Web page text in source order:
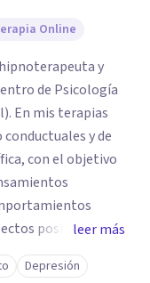
Online
y
de Psicología
y de
con el objetivo
positivos,
objetivos son los
leer más
Depresión